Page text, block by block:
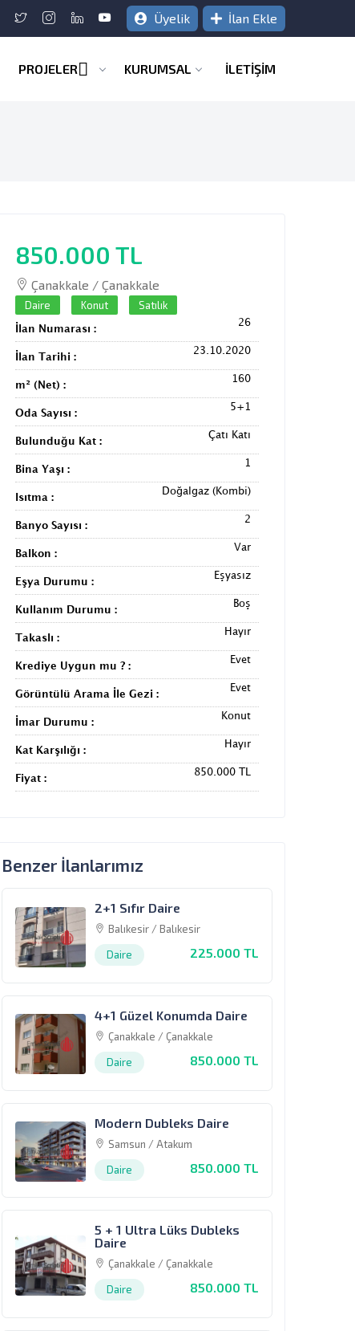
Üyelik İlan Ekle
PROJELER KURUMSAL İLETİŞİM
850.000 TL
Çanakkale / Çanakkale
Daire Konut Satılık
İlan Numarası :
26
İlan Tarihi :
23.10.2020
m² (Net) :
160
Oda Sayısı :
5+1
Bulunduğu Kat :
Çatı Katı
Bina Yaşı :
1
Isıtma :
Doğalgaz (Kombi)
Banyo Sayısı :
2
Balkon :
Var
Eşya Durumu :
Eşyasız
Kullanım Durumu :
Boş
Takaslı :
Hayır
Krediye Uygun mu ? :
Evet
Görüntülü Arama İle Gezi :
Evet
İmar Durumu :
Konut
Kat Karşılığı :
Hayır
Fiyat :
850.000 TL
Benzer İlanlarımız
2+1 Sıfır Daire
Balıkesir / Balıkesir
Daire
225.000 TL
4+1 Güzel Konumda Daire
Çanakkale / Çanakkale
Daire
850.000 TL
Modern Dubleks Daire
Samsun / Atakum
Daire
850.000 TL
5 + 1 Ultra Lüks Dubleks
Daire
Çanakkale / Çanakkale
Daire
850.000 TL